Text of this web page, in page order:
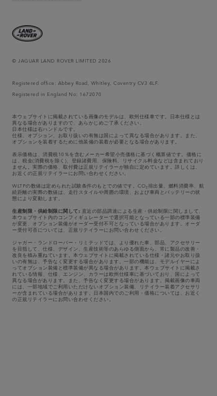
© JAGUAR LAND ROVER LIMITED 2026
Registered office: Abbey Road, Whitley, Coventry CV3 4LF.
Registered in England No: 1672070
本ウェブサイトに掲載されている画像のモデルは、欧州仕様車です。日本仕様とは
異なる場合がありますので、あらかじめご了承ください。
日本仕様は右ハンドルです。
仕様、オプション、お取り扱いの有無は国によって異なる場合があります。また、
オプションを装着するために他装備の装着が必要となる場合があります。
表示価格は、消費税10％を含むメーカー希望小売価格に基づく概算値です。価格に
は、税金(消費税を除く)、登録諸費用、保険料、リサイクル料金などは含まれており
ません。実際の価格、取付費は正規リテイラーが独自に定めています。詳しくは、
お近くの正規リテイラーにお問い合わせください。
WLTPの数値は定められた試験条件のもとでの値です。CO₂排出量、燃料消費率、航
続距離の実際の数値は、走行スタイルや周囲の環境、および車両とバッテリーの状
態により変動します。
生産制限・供給制限に関して: 直近の部品調達による生産・供給制限に関しまして、
本ウェブサイト内のコンフィギュレーターで選択可能となっている一部の標準装備
が変更、オプション装備がオーダー受付不可となっている場合があります。オーダ
ー受付可否については、正規リテイラーにお問い合わせください。​
ジャガー・ランドローバー・リミテッドでは、より優れた車、部品、アクセサリー
を目指して、仕様、デザイン、生産技術等のあらゆる側面から、常に製品の改善・
改良を積み重ねています。本ウェブサイトに掲載されている仕様・諸元やお取り扱
いの有無は、予告なく変更する場合があります。一部の機能は、モデルイヤーによ
ってオプション装備と標準装備が異なる場合があります。本ウェブサイトに掲載さ
れている情報、仕様、エンジン、カラーは欧州仕様車に基づいており、国によって
異なる場合があります。また、予告なく変更する場合があります。掲載画像の車両
には、一部地域でご利用いただけないオプション装備、リテイラー装着アクセサリ
ーが含まれている場合があります。日本国内でのご利用・価格については、お近く
の正規リテイラーにお問い合わせください。